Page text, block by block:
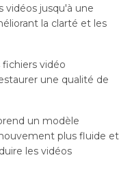
vidéos jusqu'à une
la clarté et les
fichiers vidéo
une qualité de
un modèle
plus fluide et
les vidéos